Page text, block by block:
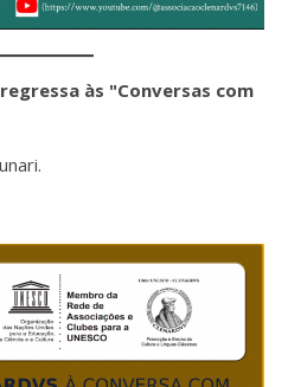
às "Conversas com